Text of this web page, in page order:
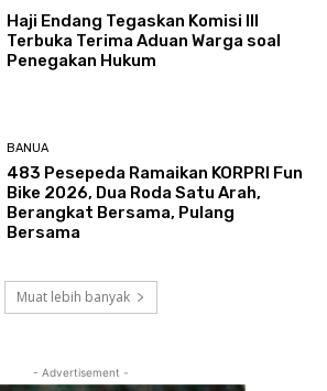
Haji Endang Tegaskan Komisi III
Terbuka Terima Aduan Warga soal
Penegakan Hukum
BANUA
483 Pesepeda Ramaikan KORPRI Fun
Bike 2026, Dua Roda Satu Arah,
Berangkat Bersama, Pulang
Bersama
Muat lebih banyak
- Advertisement -